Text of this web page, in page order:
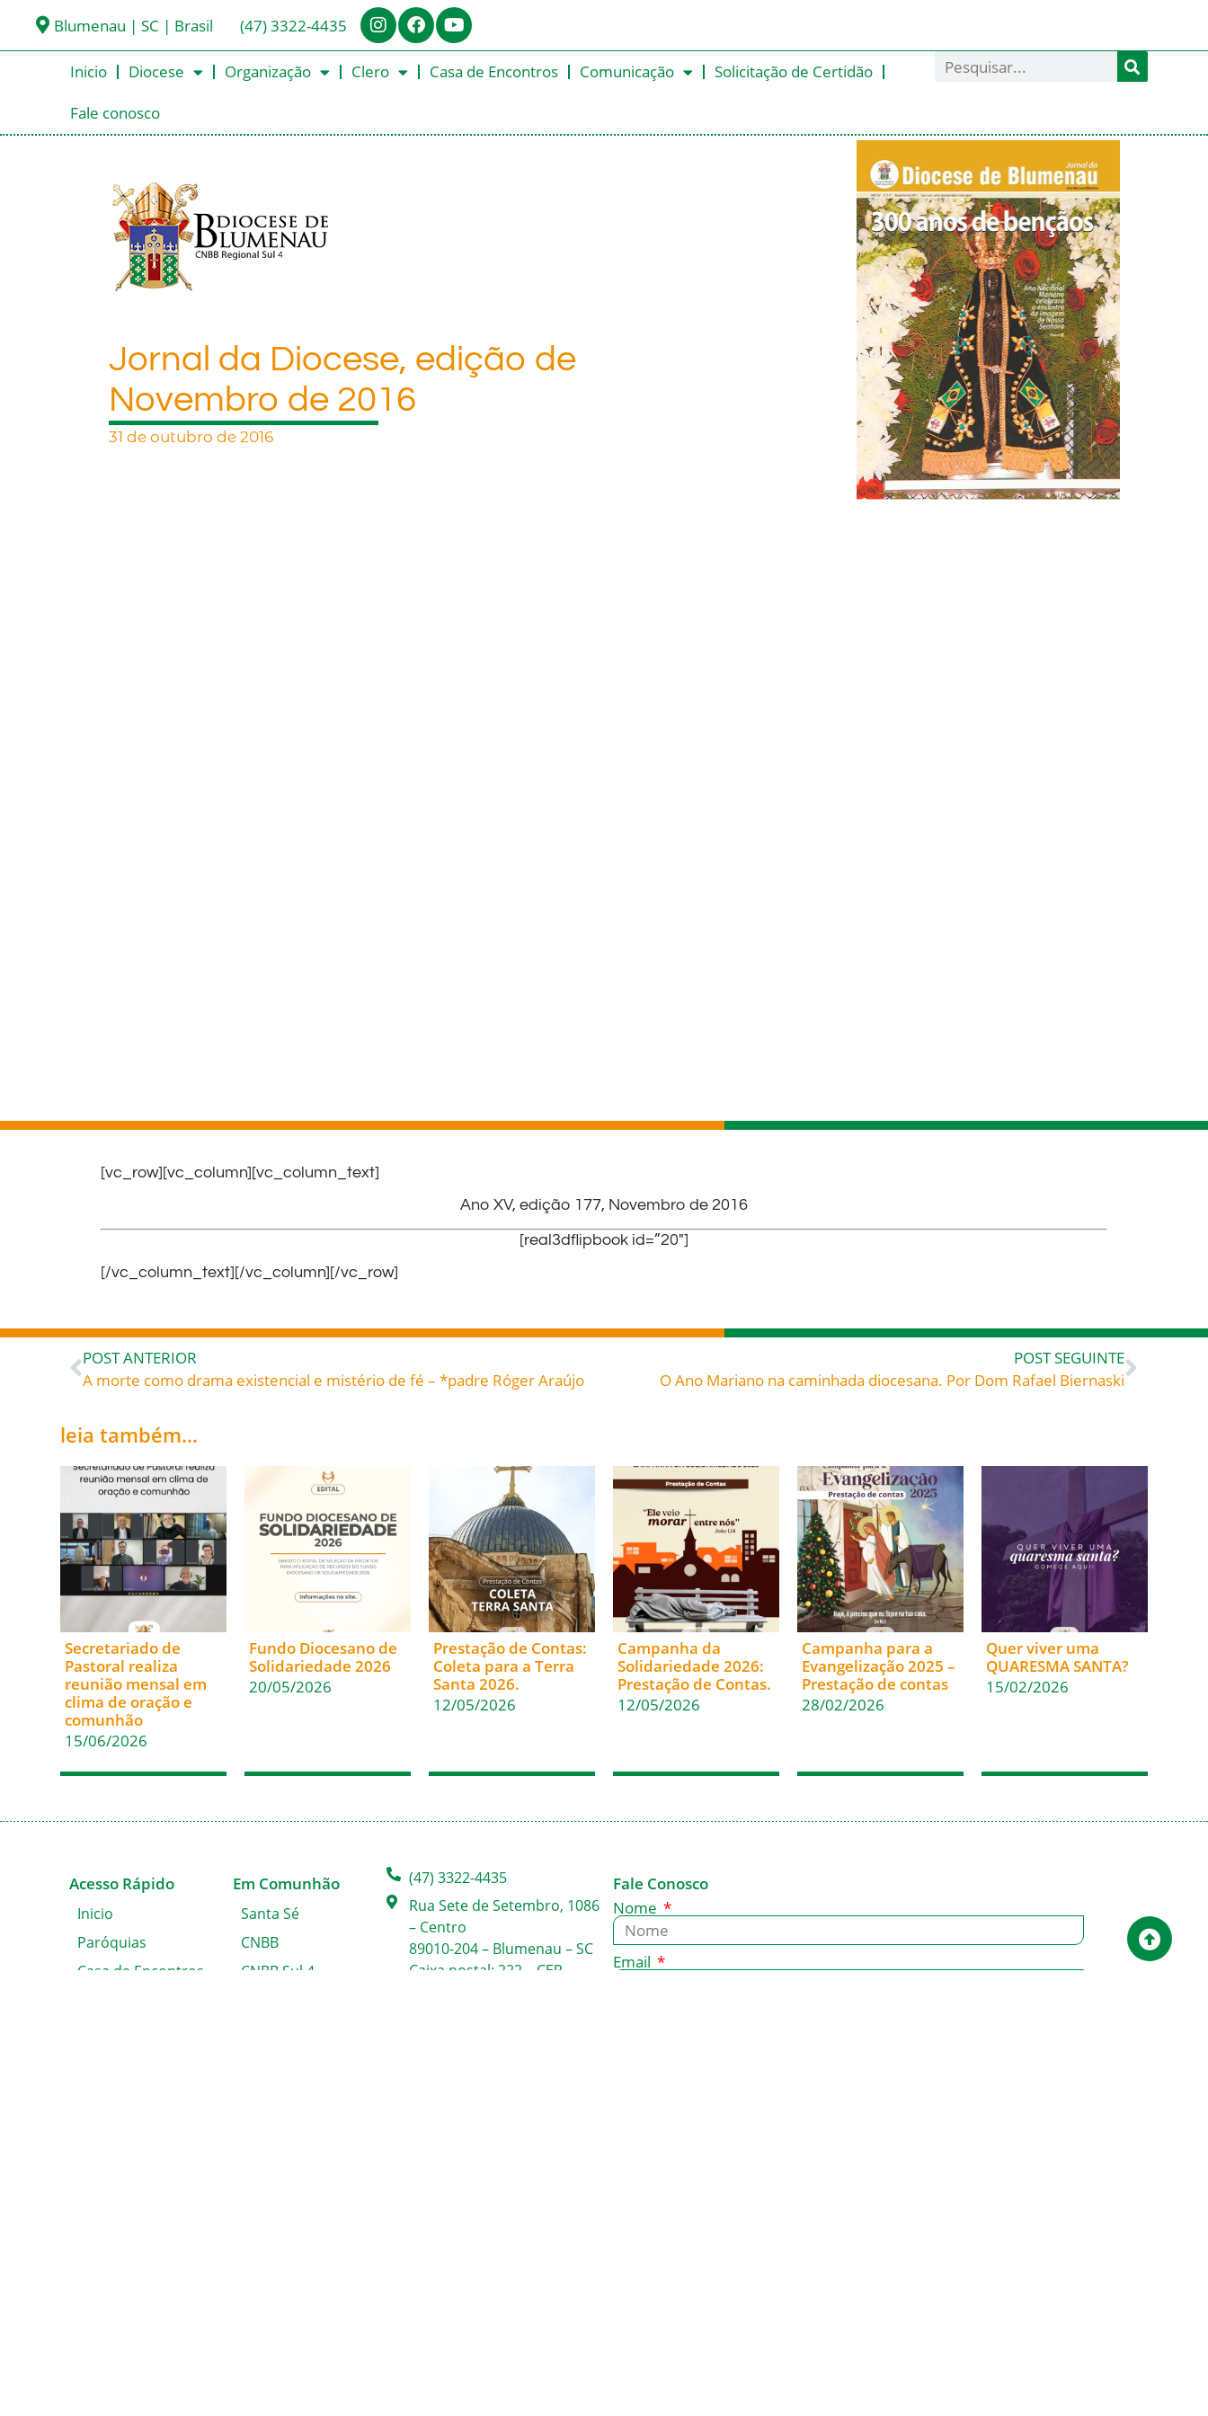
Blumenau | SC | Brasil (47) 3322-4435
Inicio Diocese Organização Clero Casa de Encontros Comunicação
Solicitação de Certidão
Fale conosco
Jornal da Diocese, edição de
Novembro de 2016
31 de outubro de 2016
[vc_row][vc_column][vc_column_text]
Ano XV, edição 177, Novembro de 2016
[real3dflipbook id=”20″]
[/vc_column_text][/vc_column][/vc_row]
POST ANTERIOR
A morte como drama existencial e mistério de fé – *padre Róger Araújo
POST SEGUINTE
O Ano Mariano na caminhada diocesana. Por Dom Rafael Biernaski
leia também...
Secretariado de
Pastoral realiza
reunião mensal em
clima de oração e
comunhão
15/06/2026
Fundo Diocesano de
Solidariedade 2026
20/05/2026
Prestação de Contas:
Coleta para a Terra
Santa 2026.
12/05/2026
Campanha da
Solidariedade 2026:
Prestação de Contas.
12/05/2026
Campanha para a
Evangelização 2025 –
Prestação de contas
28/02/2026
Quer viver uma
QUARESMA SANTA?
15/02/2026
Acesso Rápido
Inicio
Paróquias
Casa de Encontros
Em Comunhão
Santa Sé
CNBB
CNBB Sul 4
(47) 3322-4435
Rua Sete de Setembro, 1086
– Centro
89010-204 – Blumenau – SC
Caixa postal: 222 – CEP
Fale Conosco
Nome
Email